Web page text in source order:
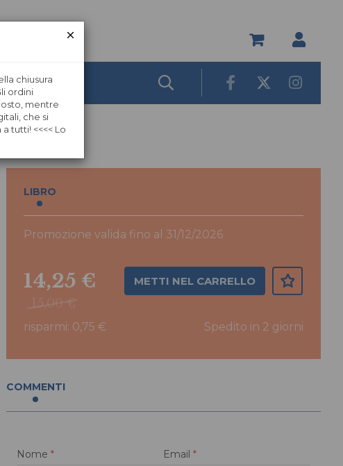
LIBRO
Promozione valida fino al 31/12/2026
15,00 €
14,25 € METTI NEL CARRELLO
risparmi: 0,75 € Spedito in 2 giorni
COMMENTI
Nome * Email*
chiusura
ordini
mentre
che si
tutti! <<<< Lo